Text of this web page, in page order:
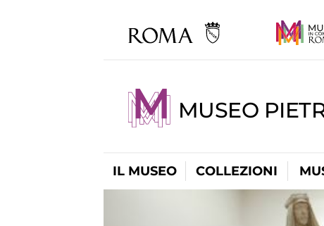
MUSEO
IL MUSEO COLLEZIONI